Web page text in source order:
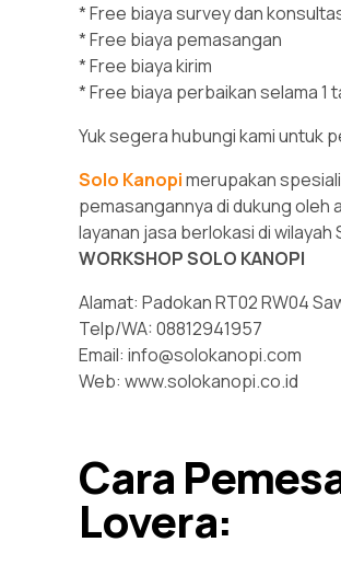
* Free biaya survey dan
* Free biaya pemasangan
* Free biaya kirim
* Free biaya perbaikan selama 1
Yuk segera hubungi kami untuk
Solo Kanopimerupakan
pemasangannya di dukung oleh
layanan jasa berlokasi di
WORKSHOP SOLO KANOPI
Alamat: Padokan RT02 RW04
Telp/WA: 08812941957
Email: info@solokanopi.com
Web: www.solokanopi.co.id
Cara
Lovera: